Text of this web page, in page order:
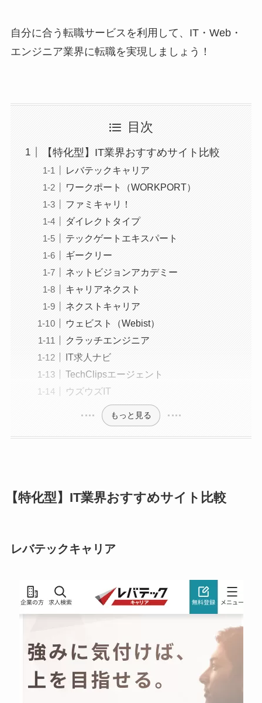
自分に合う転職サービスを利用して、IT・Web・
エンジニア業界に転職を実現しましょう！
目次
【特化型】IT業界おすすめサイト比較
レバテックキャリア
ワークポート（WORKPORT）
ファミキャリ！
ダイレクトタイプ
テックゲートエキスパート
ギークリー
ネットビジョンアカデミー
キャリアネクスト
ネクストキャリア
ウェビスト（Webist）
クラッチエンジニア
IT求人ナビ
TechClipsエージェント
ウズウズIT
もっと見る
【特化型】IT業界おすすめサイト比較
レバテックキャリア